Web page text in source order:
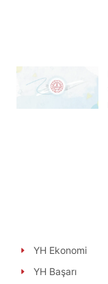
YH Ekonomi
YH Başarı